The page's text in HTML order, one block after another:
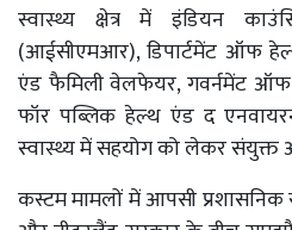
स्वास्थ्य क्षेत्र में इंडियन
(आईसीएमआर), डिपार्टमेंट ऑफ
एंड फैमिली वेलफेयर, गवर्नमेंट
फॉर पब्लिक हेल्थ एंड द
स्वास्थ्य में सहयोग को लेकर संयुक्त
कस्टम मामलों में आपसी